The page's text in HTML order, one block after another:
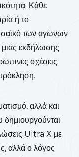
Κάθε
ή το
των αγώνων
εκδήλωσης
σχέσεις
αλλά και
δημιουργούνται
Ultra X με
αλλά ο λόγος